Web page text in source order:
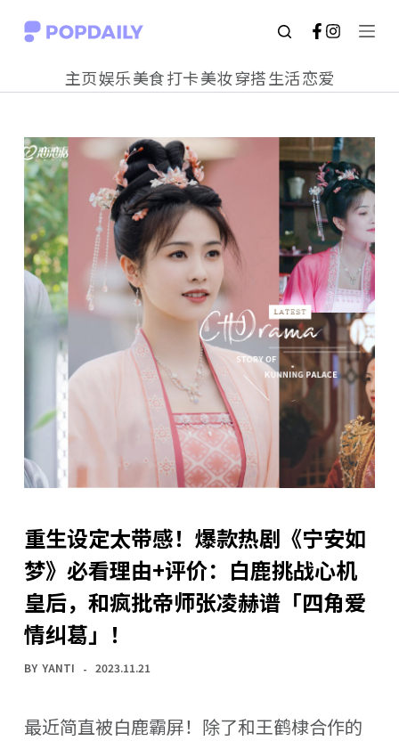
S
t
o
c
o
n
t
主页娱乐美食打卡美妆穿搭生活恋爱
重生设定太带感！爆款热剧《宁安如
梦》必看理由+评价：白鹿挑战心机
皇后，和疯批帝师张凌赫谱「四角爱
情纠葛」！
BY YANTI 2023.11.21
最近简直被白鹿霸屏！除了和王鹤棣合作的